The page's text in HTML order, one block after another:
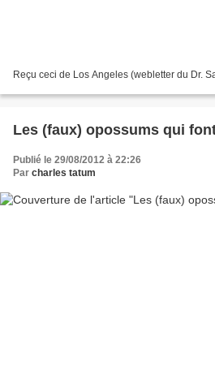
Reçu ceci de Los Angeles (webletter du Dr.
Les (faux) opossums qui
Publié le 29/08/2012 à 22:26
Par charles tatum